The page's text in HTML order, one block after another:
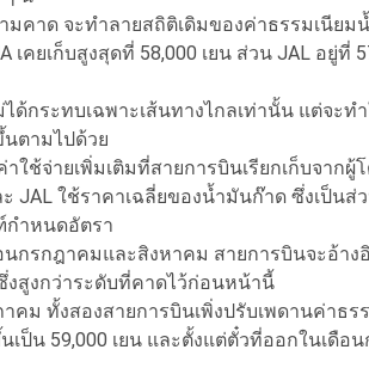
คาด จะทำลายสถิติเดิมของค่าธรรมเนียม
เคยเก็บสูงสุดที่ 58,000 เยน ส่วน JAL อยู่ที่
ด้กระทบเฉพาะเส้นทางไกลเท่านั้น แต่จะ
นตามไปด้วย
ใช้จ่ายเพิ่มเติมที่สายการบินเรียกเก็บจาก
ะ JAL ใช้ราคาเฉลี่ยของน้ำมันก๊าด ซึ่งเป็น
กำหนดอัตรา
กรกฎาคมและสิงหาคม สายการบินจะอ้าง
สูงกว่าระดับที่คาดไว้ก่อนหน้านี้
ม ทั้งสองสายการบินเพิ่งปรับเพดานค่าธร
เป็น 59,000 เยน และตั้งแต่ตั๋วที่ออกในเดือ